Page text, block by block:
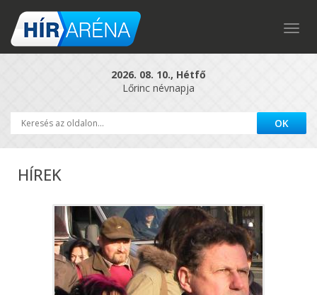
2026. 08. 10., Hétfő
Lőrinc névnapja
HÍREK